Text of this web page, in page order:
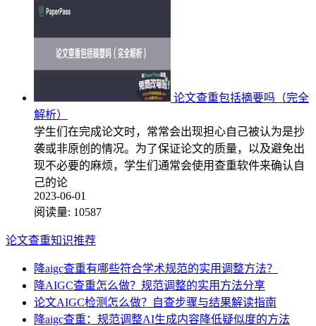
论文查重包括摘要吗（完全
解析）
学生们在完成论文时，常常会出现担心自己被认为是抄
袭或非原创的情况。为了保证论文的质量，以及避免出
现不必要的麻烦，学生们通常会使用查重软件来确认自
己的论
2023-06-01
阅读量: 10587
论文查重知识推荐
降aigc查重有哪些符合学术规范的实用调整方法？
降AIGC查重怎么做？规范调整的实用方法分享
论文AIGC检测怎么做？自查步骤与结果解读指南
降aigc查重：规范调整AI生成内容降低疑似度的方法